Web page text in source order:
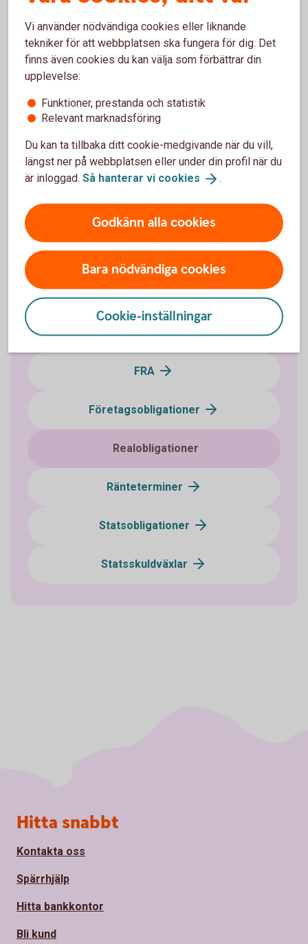
Vanliga frågor och svar om
Realobligationer
Vilka faciliteter behövs för att kunna handla?
Ränteplaceringar
Bostadsobligationer
Certifikat
FRA
Företagsobligationer
Realobligationer
Ränteterminer
Statsobligationer
Statsskuldväxlar
Vi använder nödvändiga cookies eller liknande
tekniker för att webbplatsen ska fungera för dig. Det
finns även cookies du kan välja som förbättrar din
upplevelse:
Funktioner, prestanda och statistik
Relevant marknadsföring
Du kan ta tillbaka ditt cookie-medgivande när du vill,
längst ner på webbplatsen eller under din profil när du
är inloggad. Så hanterar vi cookies .
Godkänn alla cookies
Bara nödvändiga cookies
Cookie-inställningar
Sidfot
Hitta snabbt
Kontakta oss
Spärrhjälp
Hitta bankkontor
Bli kund